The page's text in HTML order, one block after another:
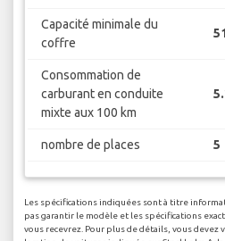
Capacité minimale du
coffre
Consommation de
carburant en conduite
mixte aux 100 km
nombre de places 5
Les spécifications indiquées sont à titre
pas garantir le modèle et les spécifications
vous recevrez. Pour plus de détails, vous devez